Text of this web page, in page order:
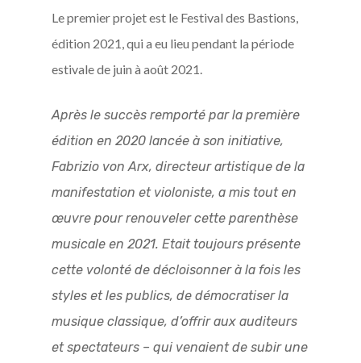
Le premier projet est le Festival des Bastions,
édition 2021, qui a eu lieu pendant la période
estivale de juin à août 2021.
Après le succès remporté par la première
édition en 2020 lancée à son initiative,
Fabrizio von Arx, directeur artistique de la
manifestation et violoniste, a mis tout en
œuvre pour renouveler cette parenthèse
musicale en 2021. Etait toujours présente
cette volonté de décloisonner à la fois les
styles et les publics, de démocratiser la
musique classique, d’offrir aux auditeurs
et spectateurs – qui venaient de subir une